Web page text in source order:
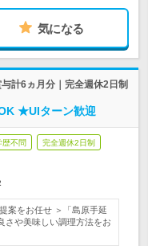
気になる
計6ヵ月分｜完全週休2日制
★UIターン歓迎
歴不問 完全週休2日制
案をお任せ ＞「島原手延
さや美味しい調理方法をお